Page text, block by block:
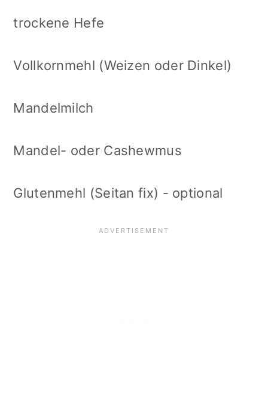
trockene Hefe
Vollkornmehl (Weizen oder Dinkel)
Mandelmilch
Mandel- oder Cashewmus
Glutenmehl (Seitan fix) - optional